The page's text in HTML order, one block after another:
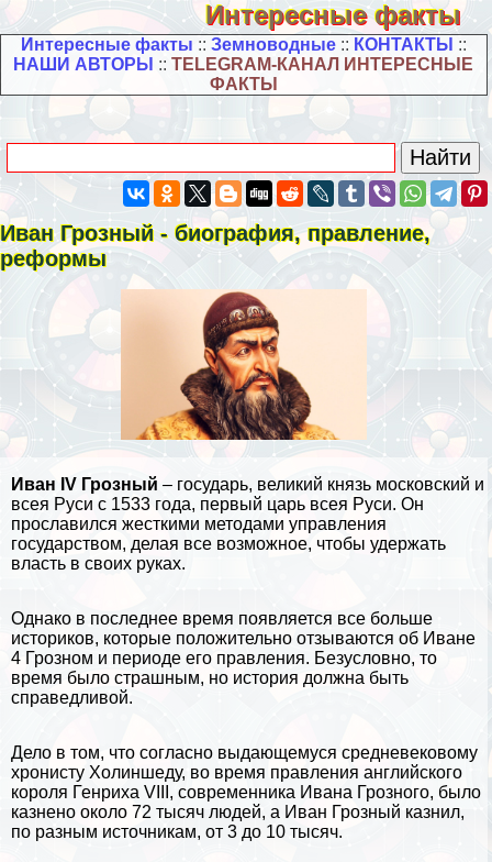
Интересные факты
Интересные факты :: Земноводные:: КОНТАКТЫ ::
НАШИ АВТОРЫ ::TELEGRAM-КАНАЛ ИНТЕРЕСНЫЕ
ФАКТЫ
Иван Грозный - биография, правление,
реформы
Иван IV Грозный – государь, великий князь московский и
всея Руси с 1533 года, первый царь всея Руси. Он
прославился жесткими методами управления
государством, делая все возможное, чтобы удержать
власть в своих руках.
Однако в последнее время появляется все больше
историков, которые положительно отзываются об Иване
4 Грозном и периоде его правления. Безусловно, то
время было страшным, но история должна быть
справедливой.
Дело в том, что согласно выдающемуся средневековому
хронисту Холиншеду, во время правления английского
короля Генриха VIII, современника Ивана Грозного, было
казнено около 72 тысяч людей, а Иван Грозный казнил,
по разным источникам, от 3 до 10 тысяч.